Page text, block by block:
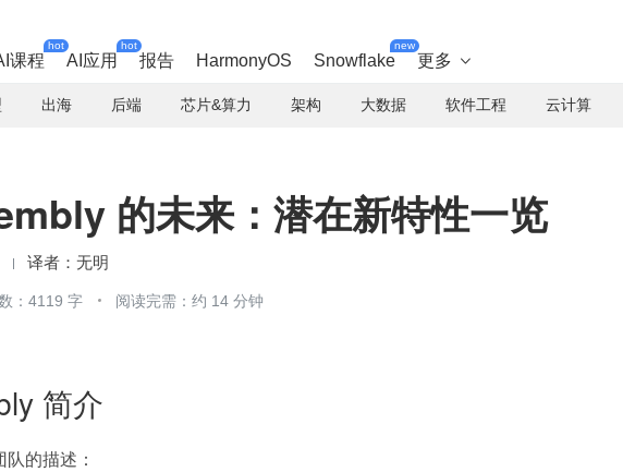
课程
hot
AI应用
hot
报告 HarmonyOS Snowflake
new
更多 
出海 后端 芯片&算力 架构 大数据 软件工程 云计算
的未来：潜在新特性一览
无明
：4119 字 阅读完需：约 14 分钟
简介
的描述：